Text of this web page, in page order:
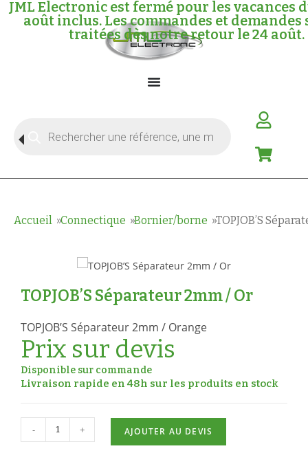
JML Electronic est fermé pour les vacances
août inclus. Les commandes et demandes
traitées dès notre retour le 24 août.
Accueil Connectique Bornier/borne TOPJOB’S
TOPJOB’S Séparateur 2mm / Or
TOPJOB’S Séparateur 2mm / Orange
Prix sur devis
Disponible sur commande
Livraison rapide en 48h sur les produits en stock
- + AJOUTER AU DEVIS